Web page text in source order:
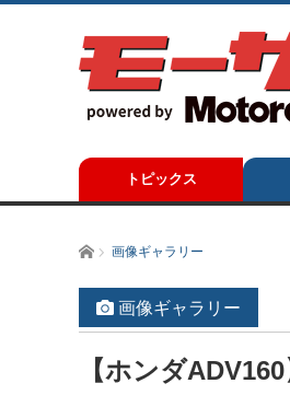
トピックス
ホーム画像ギャラリー
画像ギャラリー
【ホンダ